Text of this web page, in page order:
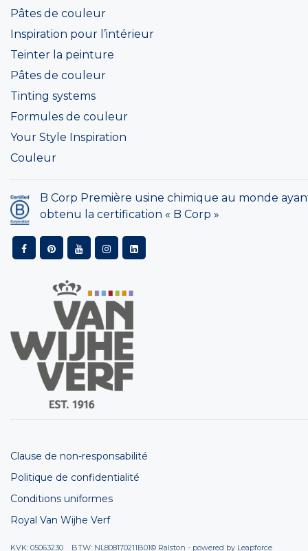
Pâtes de couleur
Inspiration pour l’intérieur
Teinter la peinture
Pâtes de couleur
Tinting systems
Formules de couleur
Your Style Inspiration
Couleur
B Corp Première usine chimique au monde
obtenu la certification « B Corp »
Clause de non-responsabilité
Politique de confidentialité
Conditions uniformes
Royal Van Wijhe Verf
KVK: 05063230 BTW: NL808170211B01© Ralston - powered by Leapforce